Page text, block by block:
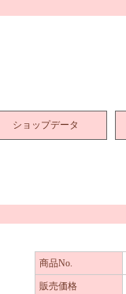
ショップデータ
商品No.
販売価格